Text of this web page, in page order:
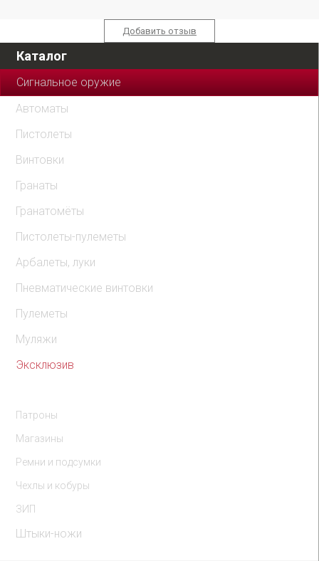
Добавить отзыв
Каталог
Сигнальное оружие
Автоматы
Пистолеты
Винтовки
Гранаты
Гранатомёты
Пистолеты-пулеметы
Арбалеты, луки
Пневматические винтовки
Пулеметы
Муляжи
Эксклюзив
Патроны
Магазины
Ремни и подсумки
Чехлы и кобуры
ЗИП
Штыки-ножи